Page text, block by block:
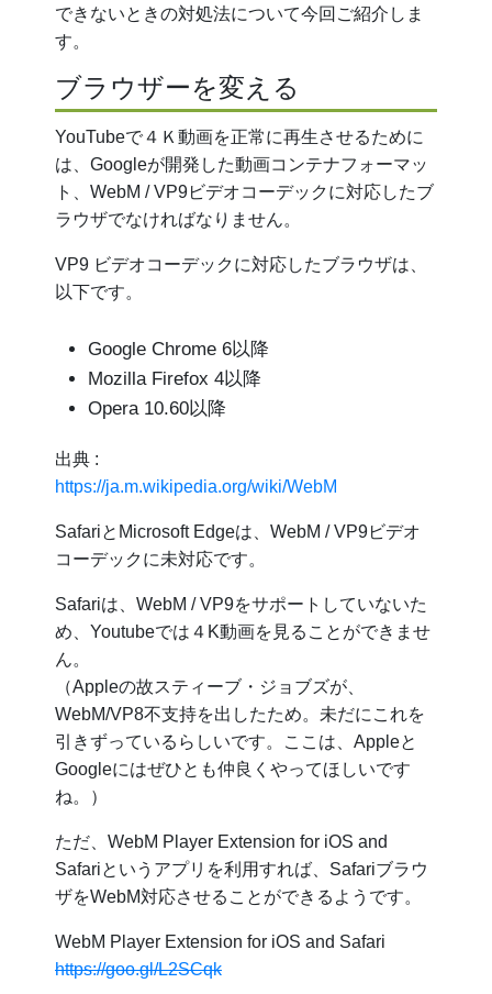
できないときの対処法について今回ご紹介しま
す。
ブラウザーを変える
YouTubeで４Ｋ動画を正常に再生させるために
は、Googleが開発した動画コンテナフォーマッ
ト、WebM / VP9ビデオコーデックに対応したブ
ラウザでなければなりません。
VP9 ビデオコーデックに対応したブラウザは、
以下です。
Google Chrome 6以降
Mozilla Firefox 4以降
Opera 10.60以降
出典 :
https://ja.m.wikipedia.org/wiki/WebM
SafariとMicrosoft Edgeは、WebM / VP9ビデオ
コーデックに未対応です。
Safariは、WebM / VP9をサポートしていないた
め、Youtubeでは４K動画を見ることができませ
ん。
（Appleの故スティーブ・ジョブズが、
WebM/VP8不支持を出したため。未だにこれを
引きずっているらしいです。ここは、Appleと
Googleにはぜひとも仲良くやってほしいです
ね。）
ただ、WebM Player Extension for iOS and
Safariというアプリを利用すれば、Safariブラウ
ザをWebM対応させることができるようです。
WebM Player Extension for iOS and Safari
https://goo.gl/L2SCqk